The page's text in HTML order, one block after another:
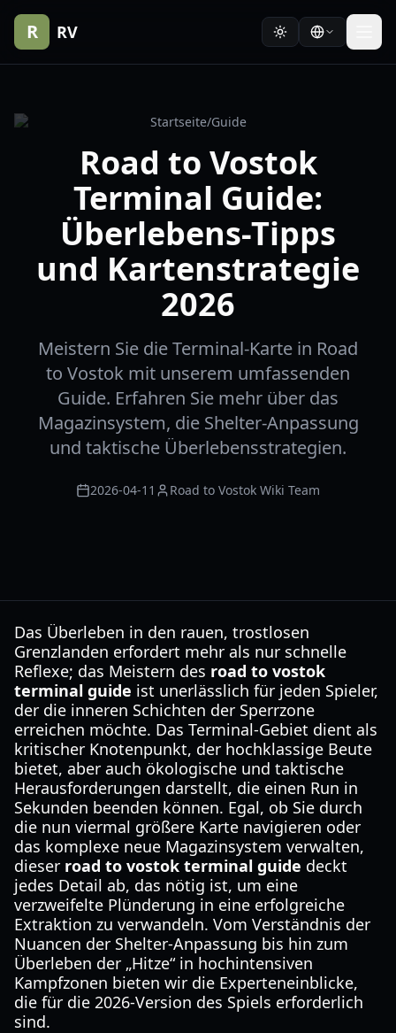
R RV
Startseite/Guide
Road to Vostok
Terminal Guide:
Überlebens-Tipps
und Kartenstrategie
2026
Meistern Sie die Terminal-Karte in Road
to Vostok mit unserem umfassenden
Guide. Erfahren Sie mehr über das
Magazinsystem, die Shelter-Anpassung
und taktische Überlebensstrategien.
2026-04-11 Road to Vostok Wiki Team
Das Überleben in den rauen, trostlosen
Grenzlanden erfordert mehr als nur schnelle
Reflexe; das Meistern des road to vostok
terminal guide ist unerlässlich für jeden Spieler,
der die inneren Schichten der Sperrzone
erreichen möchte. Das Terminal-Gebiet dient als
kritischer Knotenpunkt, der hochklassige Beute
bietet, aber auch ökologische und taktische
Herausforderungen darstellt, die einen Run in
Sekunden beenden können. Egal, ob Sie durch
die nun viermal größere Karte navigieren oder
das komplexe neue Magazinsystem verwalten,
dieser road to vostok terminal guide deckt
jedes Detail ab, das nötig ist, um eine
verzweifelte Plünderung in eine erfolgreiche
Extraktion zu verwandeln. Vom Verständnis der
Nuancen der Shelter-Anpassung bis hin zum
Überleben der „Hitze“ in hochintensiven
Kampfzonen bieten wir die Experteneinblicke,
die für die 2026-Version des Spiels erforderlich
sind.